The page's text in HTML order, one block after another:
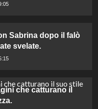
Sabrina dopo il falò
svelate.
che catturano il